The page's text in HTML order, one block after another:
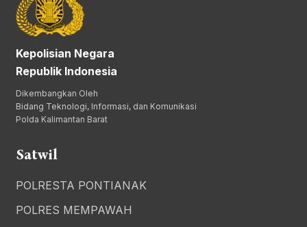
Kepolisian Negara
Republik Indonesia
Dikembangkan Oleh
Bidang Teknologi, Informasi, dan Komunikasi
Polda Kalimantan Barat
Satwil
POLRESTA PONTIANAK
POLRES MEMPAWAH